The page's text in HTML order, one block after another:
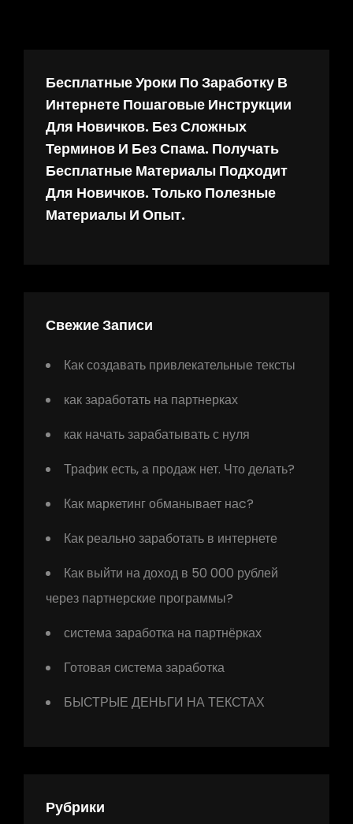
Бесплатные Уроки По Заработку В
Интернете Пошаговые Инструкции
Для Новичков. Без Сложных
Терминов И Без Спама. Получать
Бесплатные Материалы Подходит
Для Новичков. Только Полезные
Материалы И Опыт.
Свежие Записи
Как создавать привлекательные тексты
как заработать на партнерках
как начать зарабатывать с нуля
Трафик есть, а продаж нет. Что делать?
Как маркетинг обманывает наc?
Как реально заработать в интернете
Как выйти на доход в 50 000 рублей
через партнерские программы?
система заработка на партнёрках
Готовая система заработка
БЫСТРЫЕ ДЕНЬГИ НА ТЕКСТАХ
Рубрики